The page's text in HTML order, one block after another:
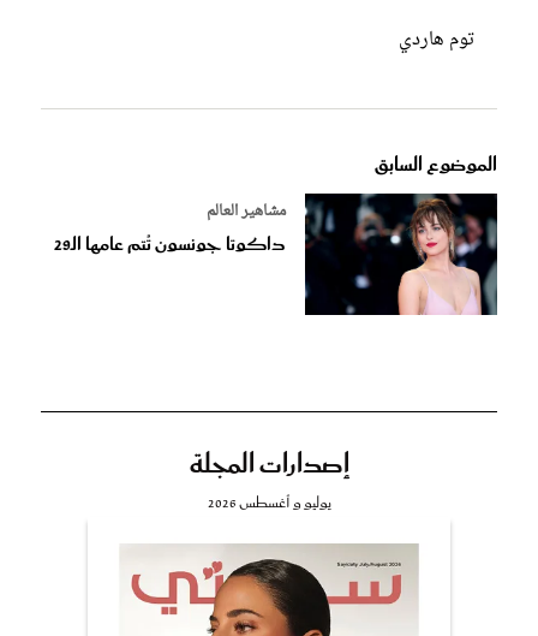
توم هاردي
الموضوع السابق
مشاهير العالم
داكوتا جونسون تُتم عامها الـ29
إصدارات المجلة
يوليو و أغسطس 2026